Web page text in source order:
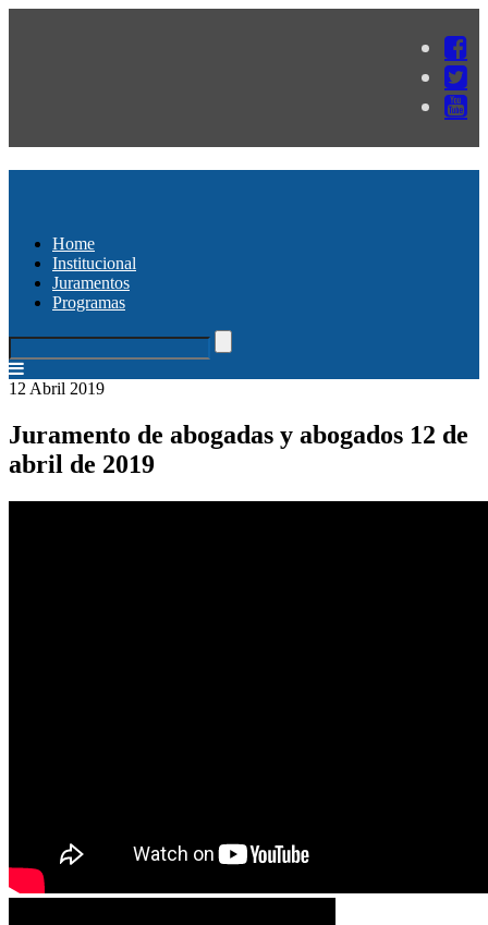
Home
Institucional
Juramentos
Programas
12 Abril 2019
Juramento de abogadas y abogados 12 de
abril de 2019